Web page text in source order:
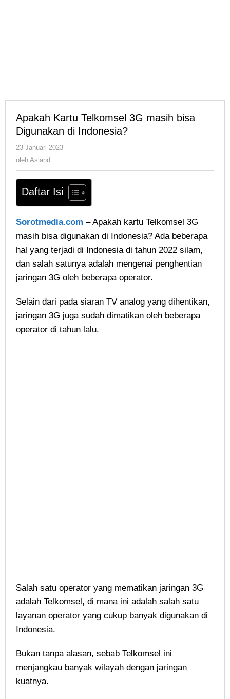
Apakah Kartu Telkomsel 3G masih bisa
Digunakan di Indonesia?
23 Januari 2023
oleh Asland
Daftar Isi
Sorotmedia.com – Apakah kartu Telkomsel 3G
masih bisa digunakan di Indonesia? Ada beberapa
hal yang terjadi di Indonesia di tahun 2022 silam,
dan salah satunya adalah mengenai penghentian
jaringan 3G oleh beberapa operator.
Selain dari pada siaran TV analog yang dihentikan,
jaringan 3G juga sudah dimatikan oleh beberapa
operator di tahun lalu.
Salah satu operator yang mematikan jaringan 3G
adalah Telkomsel, di mana ini adalah salah satu
layanan operator yang cukup banyak digunakan di
Indonesia.
Bukan tanpa alasan, sebab Telkomsel ini
menjangkau banyak wilayah dengan jaringan
kuatnya.